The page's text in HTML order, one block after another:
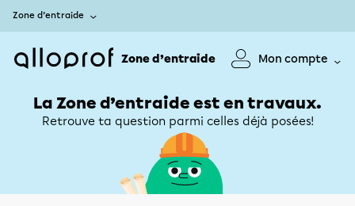
Zone d’entraide
Zone d’entraide Mon compte
La Zone d’entraide est en travaux.
Retrouve ta question parmi celles déjà posées!